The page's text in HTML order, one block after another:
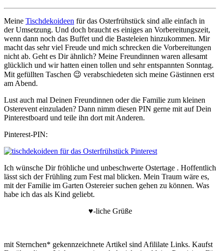
Meine Tischdekoideen für das Osterfrühstück sind alle einfach in
der Umsetzung. Und doch braucht es einiges an Vorbereitungszeit,
wenn dann noch das Buffet und die Basteleien hinzukommen. Mir
macht das sehr viel Freude und mich schrecken die Vorbereitungen
nicht ab. Geht es Dir ähnlich? Meine Freundinnen waren allesamt
glücklich und wir hatten einen tollen und sehr entspannten Sonntag.
Mit gefüllten Taschen 😉 verabschiedeten sich meine Gästinnen erst
am Abend.
Lust auch mal Deinen Freundinnen oder die Familie zum kleinen
Osterevent einzuladen? Dann nimm diesen PIN gerne mit auf Dein
Pinterestboard und teile ihn dort mit Anderen.
Pinterest-PIN:
Ich wünsche Dir fröhliche und unbeschwerte Ostertage . Hoffentlich
lässt sich der Frühling zum Fest mal blicken. Mein Traum wäre es,
mit der Familie im Garten Ostereier suchen gehen zu können. Was
habe ich das als Kind geliebt.
♥-liche Grüße
mit Sternchen* gekennzeichnete Artikel sind Afililate Links. Kaufst